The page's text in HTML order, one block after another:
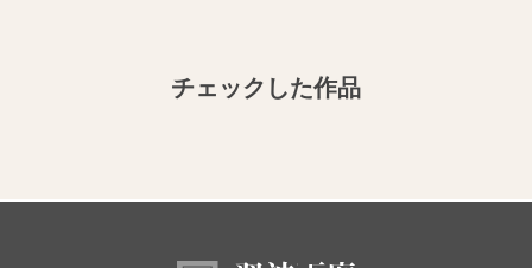
チェックした作品